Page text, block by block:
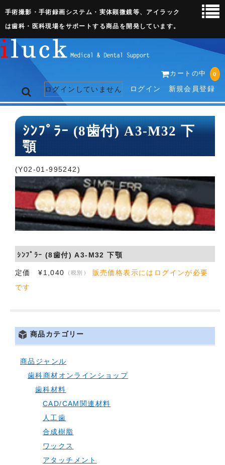
手術撮影・手術録画システム・実体顕微鏡等、アイラック
は歯科・医科現場をサポートする商品を開発しています。
カートの中 0
ログインしていません ログイン 新規会員登録
トップページ
ネット販売ページ
歯科関連機器
術野撮影キット
3D実体顕微鏡
ｼﾝﾌﾟﾗｰ (8歯付) A3-M32 下
顎
(Y02-01-995242)
ｼﾝﾌﾟﾗｰ (8歯付) A3-M32 下顎
定価 ¥1,040 （税別）
販売価格表示にはログインが必要
です
商品カテゴリー
商品ジャンル
歯科商材オンラインショップ
歯科材料
CAD/CAM関連材料
人工歯
合成樹脂
ワックス
アタッチメント